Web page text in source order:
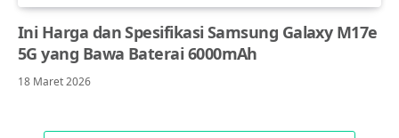
Ini Harga dan Spesifikasi Samsung Galaxy M17e
5G yang Bawa Baterai 6000mAh
18 Maret 2026